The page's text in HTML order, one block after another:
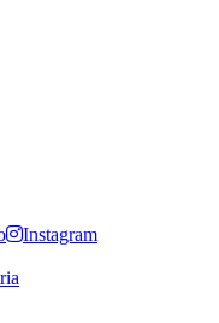
Instagram